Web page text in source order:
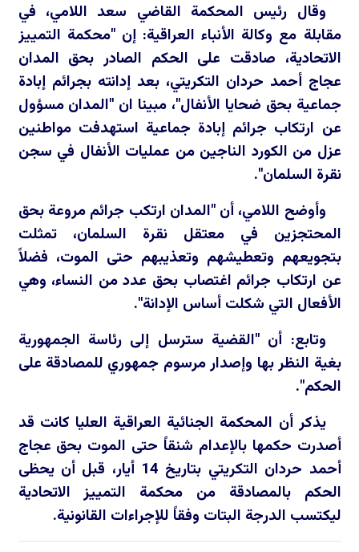
وقال رئيس المحكمة القاضي سعد اللامي، في
مقابلة مع وكالة الأنباء العراقية: إن "محكمة التمييز
الاتحادية، صادقت على الحكم الصادر بحق المدان
عجاج أحمد حردان التكريتي، بعد إدانته بجرائم إبادة
جماعية بحق ضحايا الأنفال"، مبينا ان "المدان مسؤول
عن ارتكاب جرائم إبادة جماعية استهدفت مواطنين
عزل من الكورد الناجين من عمليات الأنفال في سجن
نقرة السلمان".
وأوضح اللامي، أن "المدان ارتكب جرائم مروعة بحق
المحتجزين في معتقل نقرة السلمان، تمثلت
بتجويعهم وتعطيشهم وتعذيبهم حتى الموت، فضلاً
عن ارتكاب جرائم اغتصاب بحق عدد من النساء، وهي
الأفعال التي شكلت أساس الإدانة".
وتابع: أن "القضية سترسل إلى رئاسة الجمهورية
بغية النظر بها وإصدار مرسوم جمهوري للمصادقة على
الحكم".
يذكر أن المحكمة الجنائية العراقية العليا كانت قد
أصدرت حكمها بالإعدام شنقاً حتى الموت بحق عجاج
أحمد حردان التكريتي بتاريخ 14 أيار، قبل أن يحظى
الحكم بالمصادقة من محكمة التمييز الاتحادية
ليكتسب الدرجة البتات وفقاً للإجراءات القانونية.